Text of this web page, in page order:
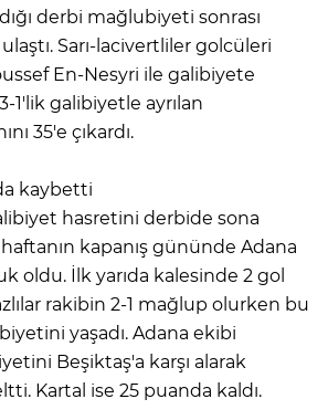
derbi mağlubiyeti sonrası
Sarı-lacivertliler golcüleri
En-Nesyri ile galibiyete
1'lik galibiyetle ayrılan
35'e çıkardı.
kaybetti
hasretini derbide sona
kapanış gününde Adana
oldu. İlk yarıda kalesinde 2 gol
rakibin 2-1 mağlup olurken bu
yaşadı. Adana ekibi
Beşiktaş'a karşı alarak
Kartal ise 25 puanda kaldı.